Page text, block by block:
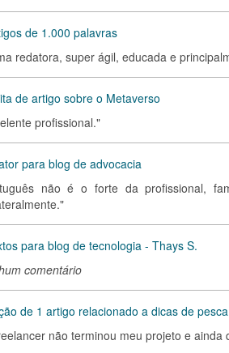
de 1.000 palavras
redatora, super ágil, educada e
de artigo sobre o Metaverso
profissional."
para blog de advocacia
não é o forte da profissional,
para blog de tecnologia - Thays S.
comentário
de 1 artigo relacionado a dicas de
não terminou meu projeto e